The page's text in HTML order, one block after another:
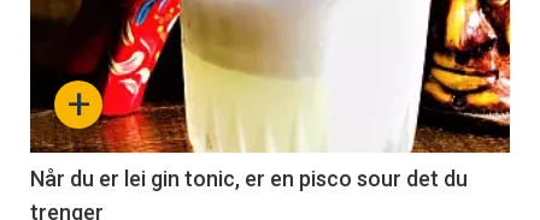
akkurat
nå
-
6
+
Når du er lei gin tonic, er en pisco sour det du
trenger